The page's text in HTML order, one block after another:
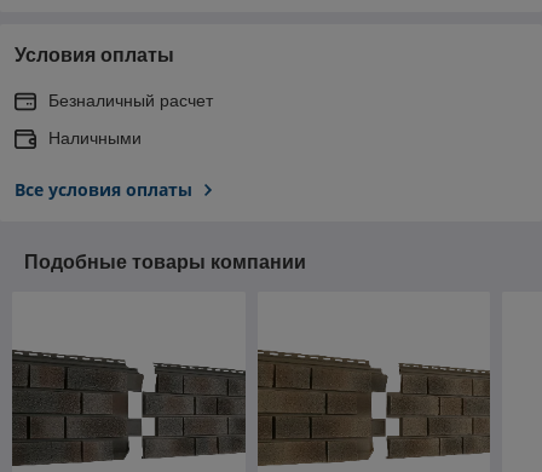
Условия оплаты
Безналичный расчет
Наличными
Все условия оплаты
Подобные товары компании